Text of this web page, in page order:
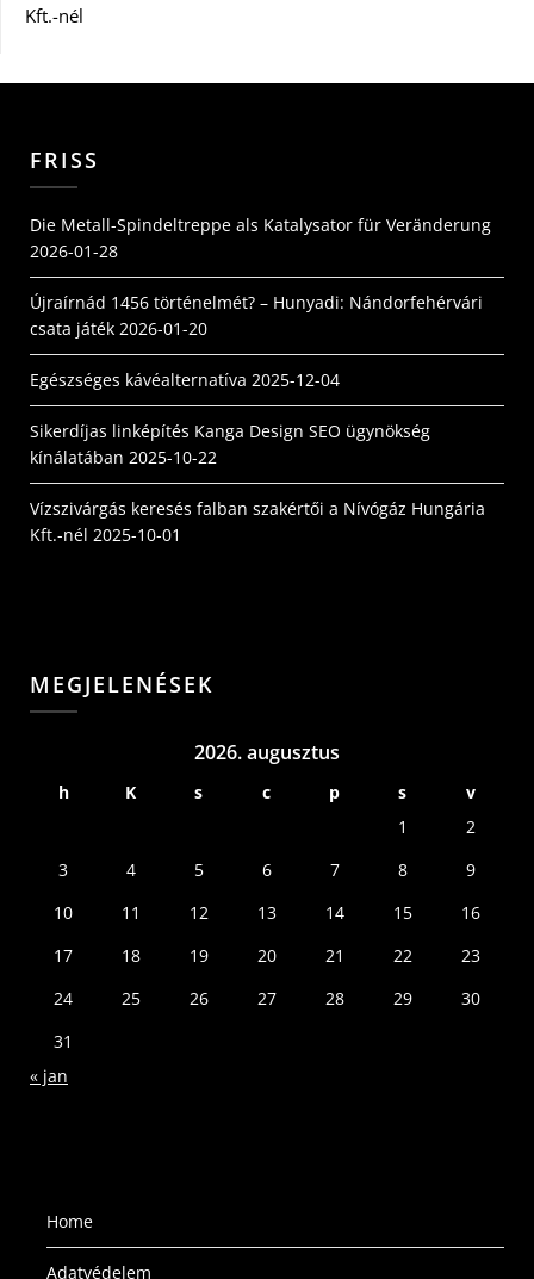
Kft.-nél
FRISS
Die Metall-Spindeltreppe als Katalysator für Veränderung
2026-01-28
Újraírnád 1456 történelmét? – Hunyadi: Nándorfehérvári
csata játék 2026-01-20
Egészséges kávéalternatíva 2025-12-04
Sikerdíjas linképítés Kanga Design SEO ügynökség
kínálatában 2025-10-22
Vízszivárgás keresés falban szakértői a Nívógáz Hungária
Kft.-nél 2025-10-01
MEGJELENÉSEK
2026. augusztus
h K s c p s
v
1
2
3
4 5 6 7 8
9
10
11 12 13 14 15
16
17
18 19 20 21 22
23
24
25 26 27 28 29
30
31
« jan
Home
Adatvédelem